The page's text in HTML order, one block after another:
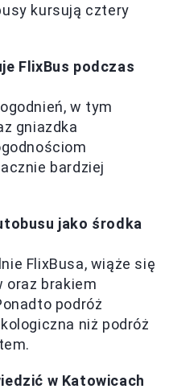
kursują cztery
FlixBus podczas
w tym
gniazdka
bardziej
jako środka
FlixBusa, wiąże się
oraz brakiem
podróż
niż podróż
w Katowicach